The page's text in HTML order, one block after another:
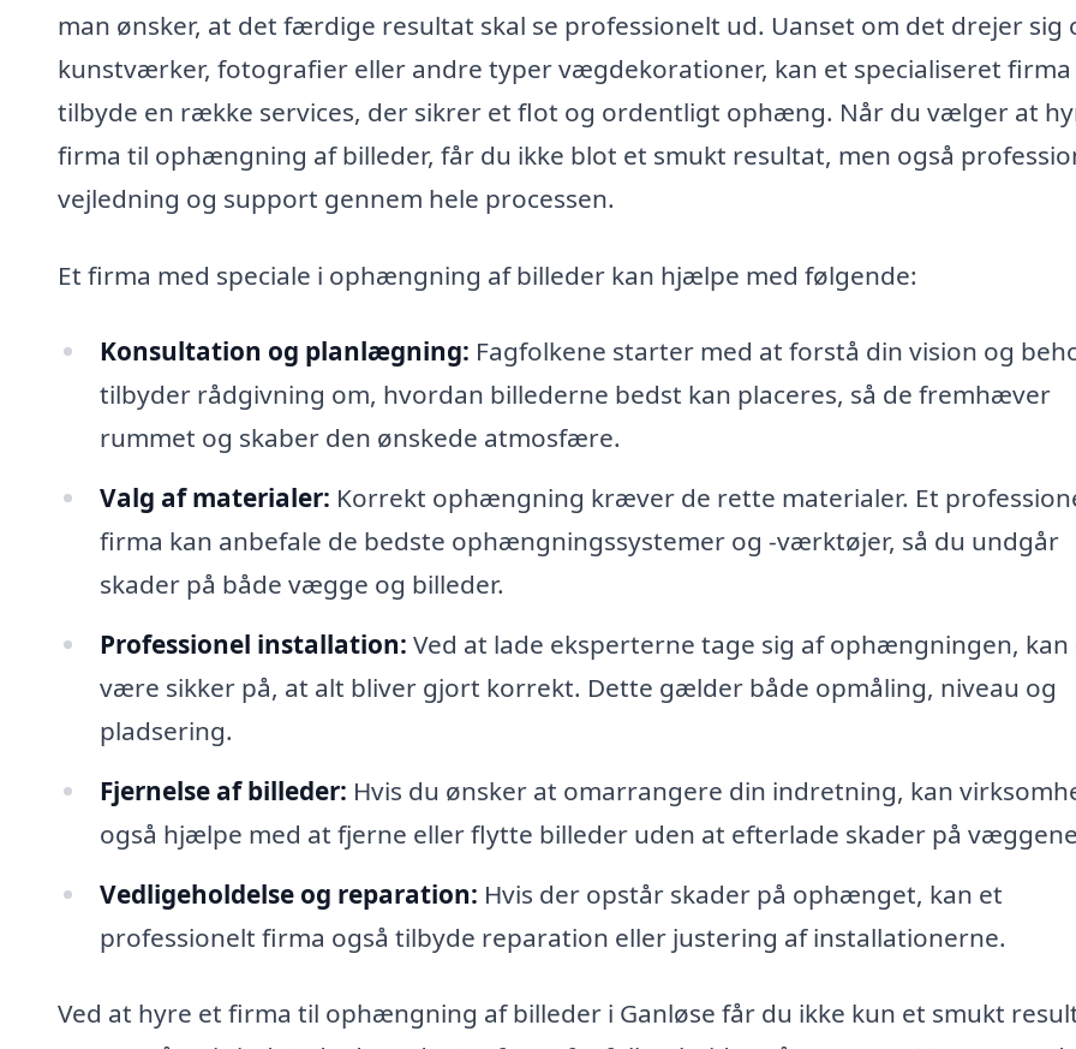
man ønsker, at det færdige resultat skal se professionelt ud. Uanset om det drejer sig
kunstværker, fotografier eller andre typer vægdekorationer, kan et specialiseret firma
tilbyde en række services, der sikrer et flot og ordentligt ophæng. Når du vælger at
firma til ophængning af billeder, får du ikke blot et smukt resultat, men også
vejledning og support gennem hele processen.
Et firma med speciale i ophængning af billeder kan hjælpe med følgende:
Konsultation og planlægning: Fagfolkene starter med at forstå din vision og
tilbyder rådgivning om, hvordan billederne bedst kan placeres, så de fremhæver
rummet og skaber den ønskede atmosfære.
Valg af materialer: Korrekt ophængning kræver de rette materialer. Et
firma kan anbefale de bedste ophængningssystemer og -værktøjer, så du undgår
skader på både vægge og billeder.
Professionel installation: Ved at lade eksperterne tage sig af ophængningen, kan
være sikker på, at alt bliver gjort korrekt. Dette gælder både opmåling, niveau og
pladsering.
Fjernelse af billeder: Hvis du ønsker at omarrangere din indretning, kan
også hjælpe med at fjerne eller flytte billeder uden at efterlade skader på
Vedligeholdelse og reparation: Hvis der opstår skader på ophænget, kan et
professionelt firma også tilbyde reparation eller justering af installationerne.
Ved at hyre et firma til ophængning af billeder i Ganløse får du ikke kun et smukt